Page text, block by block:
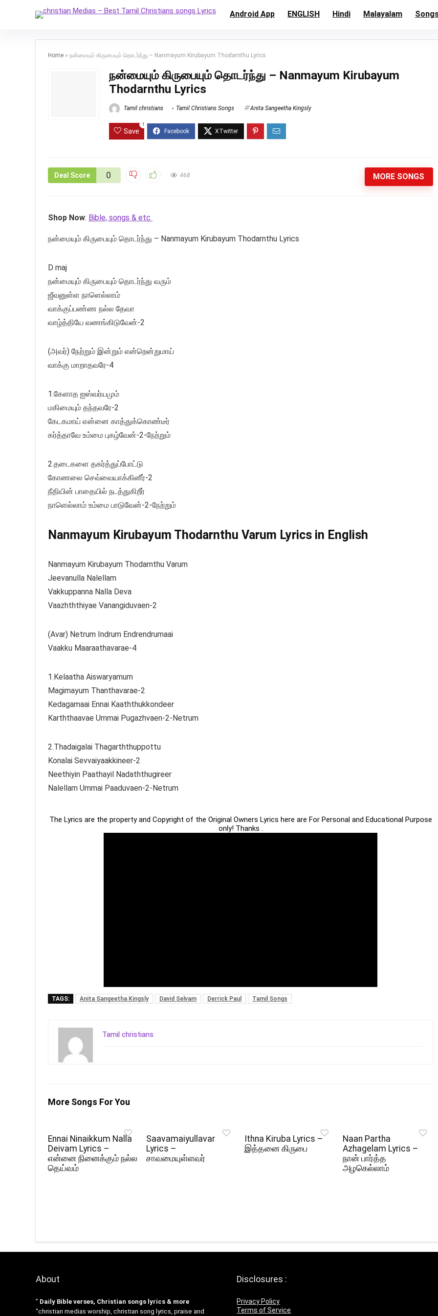
Android App ENGLISH Hindi Malayalam
Home » நன்மையும் கிருபையும் தொடர்ந்து – Nanmayum Kirubayum Thodarnthu Lyrics
நன்மையும் கிருபையும் தொடர்ந்து – Nanmayum Kirubayum
Thodarnthu Lyrics
Tamil christians Tamil Christians Songs Anita Sangeetha Kingsly
Save
1
Deal Score 0 468 MORE SONGS
Shop Now: Bible, songs & etc
நன்மையும் கிருபையும் தொடர்ந்து – Nanmayum Kirubayum Thodarnthu Lyrics
D maj
நன்மையும் கிருபையும் தொடர்ந்து வரும்
ஜீவனுள்ள நாளெல்லாம்
வாக்குப்பண்ண நல்ல தேவா
வாழ்த்தியே வணங்கிடுவேன்-2
(அவர்) நேற்றும் இன்றும் என்றென்றுமாய்
வாக்கு மாறாதவரே-4
1.கேளாத ஐஸ்வர்யமும்
மகிமையும் தந்தவரே-2
கேடகமாய் என்னை காத்துக்கொண்டீர்
கர்த்தாவே உம்மை புகழ்வேன்-2-நேற்றும்
2.தடைகளை தகர்த்துப்போட்டு
கோணலை செவ்வையாக்கினீர்-2
நீதியின் பாதையில் நடத்துகிறீர்
நாளெல்லாம் உம்மை பாடுவேன்-2-நேற்றும்
Nanmayum Kirubayum Thodarnthu Varum Lyrics in English
Nanmayum Kirubayum Thodarnthu Varum
Jeevanulla Nalellam
Vakkuppanna Nalla Deva
Vaazhththiyae Vanangiduvaen-2
(Avar) Netrum Indrum Endrendrumaai
Vaakku Maaraathavarae-4
1.Kelaatha Aiswaryamum
Magimayum Thanthavarae-2
Kedagamaai Ennai Kaaththukkondeer
Karththaavae Ummai Pugazhvaen-2-Netrum
2.Thadaigalai Thagarththuppottu
Konalai Sevvaiyaakkineer-2
Neethiyin Paathayil Nadaththugireer
Nalellam Ummai Paaduvaen-2-Netrum
The Lyrics are the property and Copyright of the Original Owners Lyrics here are For Personal and Educational Purpose
only! Thanks .
TAGS: Anita Sangeetha Kingsly David Selvam Derrick Paul Tamil Songs
Tamil christians
More Songs For You
Ennai Ninaikkum Nalla
Deivam Lyrics –
என்னை நினைக்கும் நல்ல
தெய்வம்
Saavamaiyullavar
Lyrics –
சாவமையுள்ளவர்
Ithna Kiruba Lyrics –
இத்தனை கிருபை
Naan Partha
Azhagelam Lyrics –
நான் பார்த்த
அழகெல்லாம்
About
” Daily Bible verses, Christian songs lyrics & more
“christian medias worship, christian song lyrics, praise and
Disclosures :
Privacy Policy
Terms of Service